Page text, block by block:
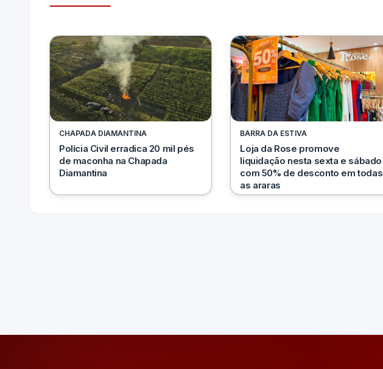
CHAPADA DIAMANTINA
Polícia Civil erradica 20 mil pés
de maconha na Chapada
Diamantina
BARRA DA ESTIVA
Loja da Rose promove
liquidação nesta sexta e sábado
com 50% de desconto em todas
as araras